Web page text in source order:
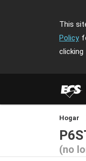
This
Policy
clicking
Hogar
(no